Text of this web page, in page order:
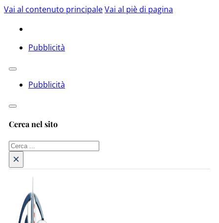
Vai al contenuto principaleVai al piè di pagina
Pubblicità
Pubblicità
Cerca nel sito
Cerca
×